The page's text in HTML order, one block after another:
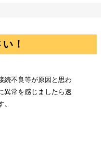
！
続不良等が原因と思わ
異常を感じましたら速